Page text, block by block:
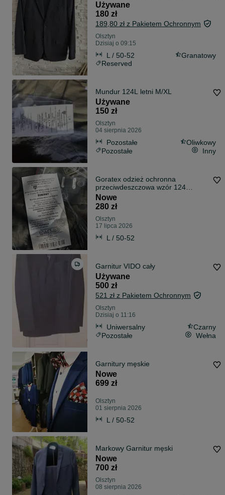
Używane
180 zł
189,80 zł z Pakietem Ochronnym
Olsztyn
Dzisiaj o 09:15
L / 50-52
Granatowy
Reserved
Mundur 124L letni M/XL
Używane
150 zł
Olsztyn
04 sierpnia 2026
Pozostałe
Oliwkowy
Pozostałe
Inny
Goratex odzież ochronna
przeciwdeszczowa wzór 124
P/MON
Nowe
280 zł
Olsztyn
17 lipca 2026
L / 50-52
Garnitur VIDO cały
Używane
500 zł
521 zł z Pakietem Ochronnym
Olsztyn
Dzisiaj o 11:16
Uniwersalny
Czarny
Pozostałe
Wełna
Garnitury męskie
Nowe
699 zł
Olsztyn
01 sierpnia 2026
L / 50-52
Markowy Garnitur męski
Nowe
700 zł
Olsztyn
08 sierpnia 2026